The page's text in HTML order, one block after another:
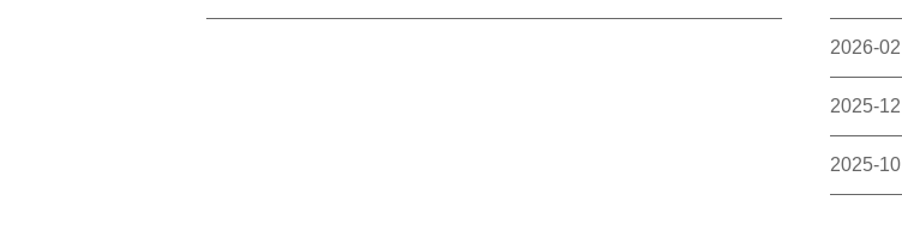
2026-02
2025-12
2025-10